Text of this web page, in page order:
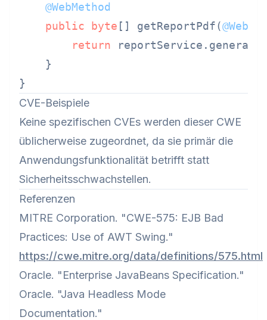
@WebMethod
public
byte [] getReportPdf(
return
    }
CVE-Beispiele
Keine spezifischen CVEs werden dieser CWE
üblicherweise zugeordnet, da sie primär die
Anwendungsfunktionalität betrifft statt
Sicherheitsschwachstellen.
Referenzen
MITRE Corporation. "CWE-575: EJB Bad
Practices: Use of AWT Swing."
https://cwe.mitre.org/data/definitions/575.html
Oracle. "Enterprise JavaBeans Specification."
Oracle. "Java Headless Mode
Documentation."